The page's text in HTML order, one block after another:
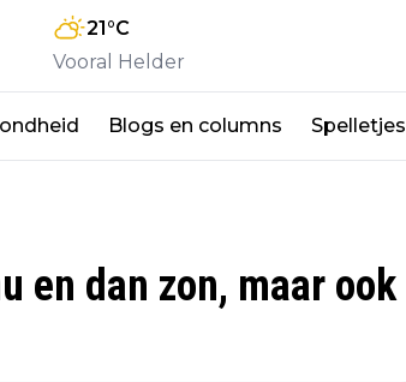
21°C
Vooral Helder
Blogs en columns Spelletjes
en dan zon, maar ook